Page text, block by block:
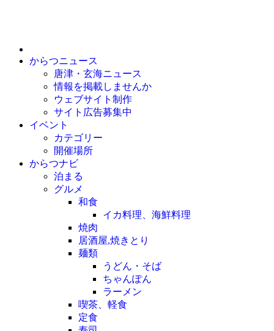
からつニュース
唐津・玄海ニュース
情報を掲載しませんか
ウェブサイト制作
サイト広告募集中
イベント
カテゴリー
開催場所
からつナビ
泊まる
グルメ
和食
イカ料理、海鮮料理
焼肉
居酒屋,焼きとり
麺類
うどん・そば
ちゃんぽん
ラーメン
喫茶、軽食
定食